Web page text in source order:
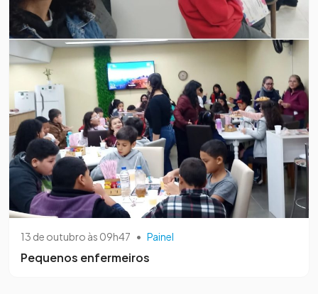
13 de outubro às 09h47 • Painel
Pequenos enfermeiros